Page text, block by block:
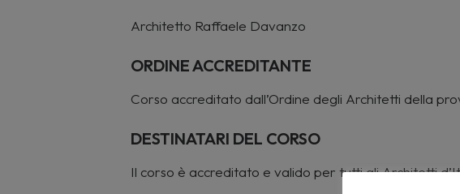
Architetto Raffaele Davanzo
ORDINE ACCREDITANTE
Corso accreditato dall’Ordine degli Architetti della
DESTINATARI DEL CORSO
Il corso è accreditato e valido per tutti gli Architetti